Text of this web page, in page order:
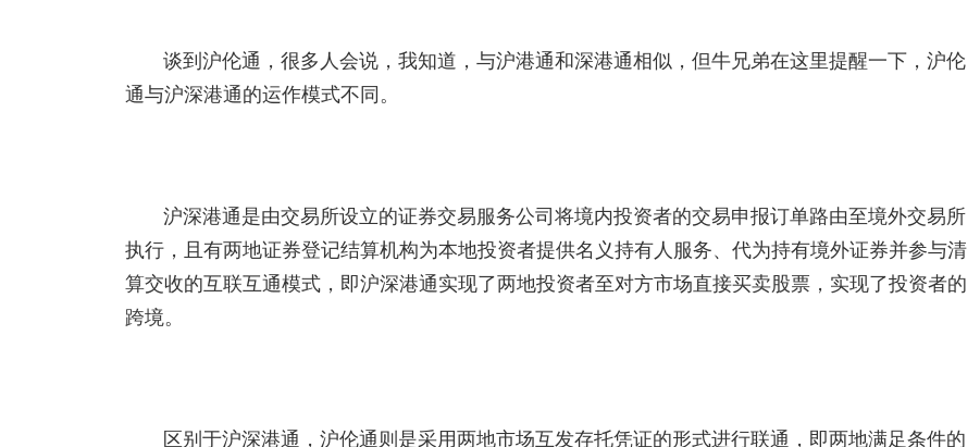
谈到沪伦通，很多人会说，我知道，与沪港通和深港通相似，但牛兄弟在这里提醒一下，沪伦
通与沪深港通的运作模式不同。
沪深港通是由交易所设立的证券交易服务公司将境内投资者的交易申报订单路由至境外交易所
执行，且有两地证券登记结算机构为本地投资者提供名义持有人服务、代为持有境外证券并参与清
算交收的互联互通模式，即沪深港通实现了两地投资者至对方市场直接买卖股票，实现了投资者的
跨境。
区别于沪深港通，沪伦通则是采用两地市场互发存托凭证的形式进行联通，即两地满足条件的